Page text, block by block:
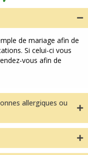
de mariage afin de
Si celui-ci vous
vous afin de
allergiques ou